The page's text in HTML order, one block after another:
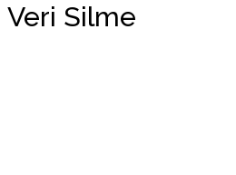
Veri Silme